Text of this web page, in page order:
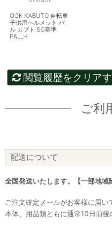
OGK KABUTO 自転車
子供用ヘルメット パ
ル カブト SG基準
PAL_H
閲覧履歴をクリア
ご利
配送について
全国発送いたします。【一部地域
ご注文確定メールがお客様に届
本体、用品類ともに通常10日前後